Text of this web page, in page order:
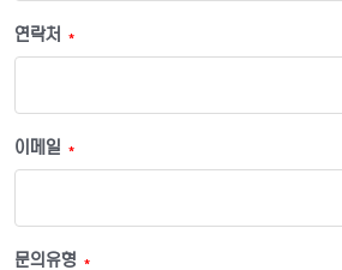
연락처 *
이메일 *
문의유형 *